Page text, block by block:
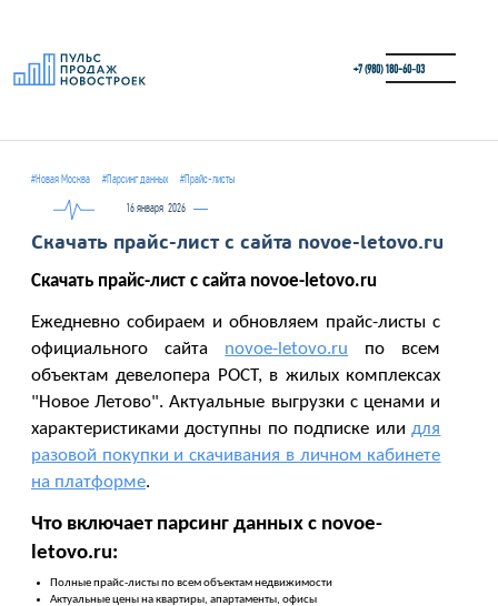
+7 (980) 180-60‑03
#Новая Москва #Парсинг данных
#Прайс-листы
16 января 2026
Скачать прайс-лист с сайта novoe-letovo.ru
Скачать прайс-лист c сайта novoe-letovo.ru
Ежедневно собираем и обновляем прайс-листы с
официального сайта novoe-letovo.ru по всем
объектам девелопера РОСТ, в жилых комплексах
"Новое Летово". Актуальные выгрузки с ценами и
характеристиками доступны по подписке илидля
разовой покупки и скачивания в личном кабинете
на платформе.
Что включает парсинг данных с novoe-
letovo.ru:
Полные прайс-листы по всем объектам недвижимости
Актуальные цены на квартиры, апартаменты, офисы